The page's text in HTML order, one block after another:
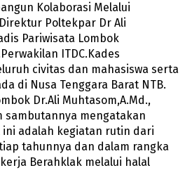
Kolaborasi Melalui
Poltekpar Dr Ali
Pariwisata Lombok
ITDC.Kades
civitas dan mahasiswa serta
di Nusa Tenggara Barat NTB.
Dr.Ali Muhtasom,A.Md.,
sambutannya mengatakan
ini adalah kegiatan rutin dari
tahunnya dan dalam rangka
Berahklak melalui halal